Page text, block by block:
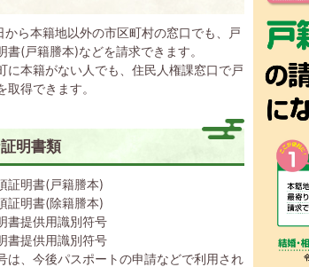
ら本籍地以外の市区町村の窓口でも、戸
書(戸籍謄本)などを請求できます。
に本籍がない人でも、住民人権課窓口で戸
取得できます。
明書類
証明書(戸籍謄本)
証明書(除籍謄本)
書提供用識別符号
書提供用識別符号
は、今後パスポートの申請などで利用され